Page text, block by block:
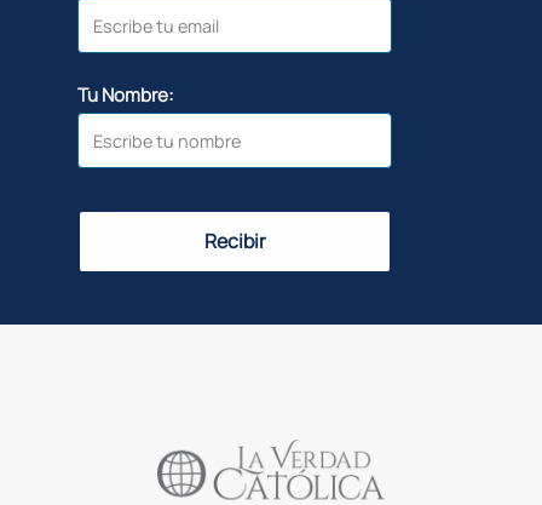
Tu Nombre:
Recibir